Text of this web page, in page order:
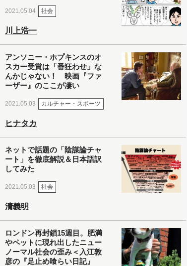
2021.05.04 社会
川上浩一
アンソニー・ホプキンスのオ
スカー受賞は「番狂わせ」な
んかじゃない！ 映画『ファ
ーザー』のここが凄い
2021.05.03 カルチャー・スポーツ
ヒナタカ
ネットで話題の「陰謀論チャ
ート」を徹底解説＆日本語訳
してみた
2021.05.03 社会
清義明
ロンドン再封鎖15週目。肥満
やペットに現れ出したニュー
ノーマル社会の歪み＜入江敦
彦の『足止め喰らい日記』